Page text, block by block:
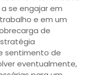
se engajar em
e em um
de
sentimento de
eventualmente,